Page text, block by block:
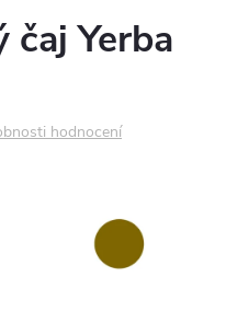
Yerba
hodnocení